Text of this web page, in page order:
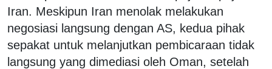
Iran. Meskipun Iran menolak melakukan
negosiasi langsung dengan AS, kedua pihak
sepakat untuk melanjutkan pembicaraan tidak
langsung yang dimediasi oleh Oman, setelah